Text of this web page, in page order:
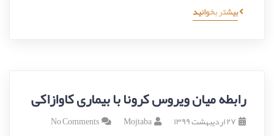
بیشتر بخوانید
رابطه میان ویروس کرونا با بیماری کاوازاکی
۲۷ اردیبهشت ۱۳۹۹ Mojtaba
No Comments